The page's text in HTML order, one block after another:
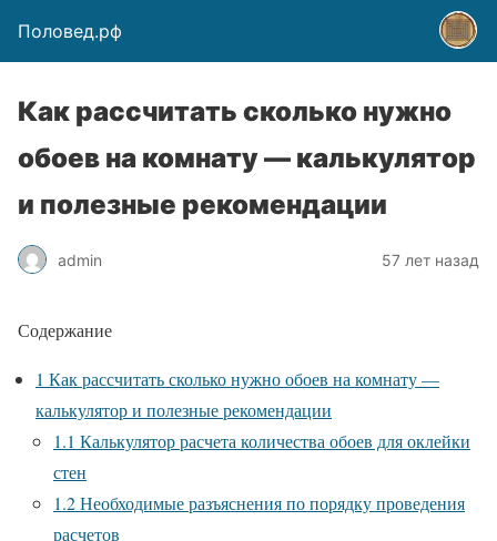
Половед.рф
Как рассчитать сколько нужно
обоев на комнату — калькулятор
и полезные рекомендации
admin 57 лет назад
Содержание
1 Как рассчитать сколько нужно обоев на комнату —
калькулятор и полезные рекомендации
1.1 Калькулятор расчета количества обоев для оклейки
стен
1.2Необходимые разъяснения по порядку проведения
расчетов